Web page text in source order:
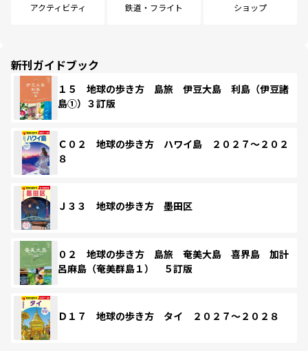
アクティビティ 鉄道・フライト ショップ
新刊ガイドブック
１５ 地球の歩き方 島旅 伊豆大島 利島（伊豆諸
島①）３訂版
Ｃ０２ 地球の歩き方 ハワイ島 ２０２７～２０２
８
Ｊ３３ 地球の歩き方 墨田区
０２ 地球の歩き方 島旅 奄美大島 喜界島 加計
呂麻島（奄美群島１） ５訂版
Ｄ１７ 地球の歩き方 タイ ２０２７～２０２８